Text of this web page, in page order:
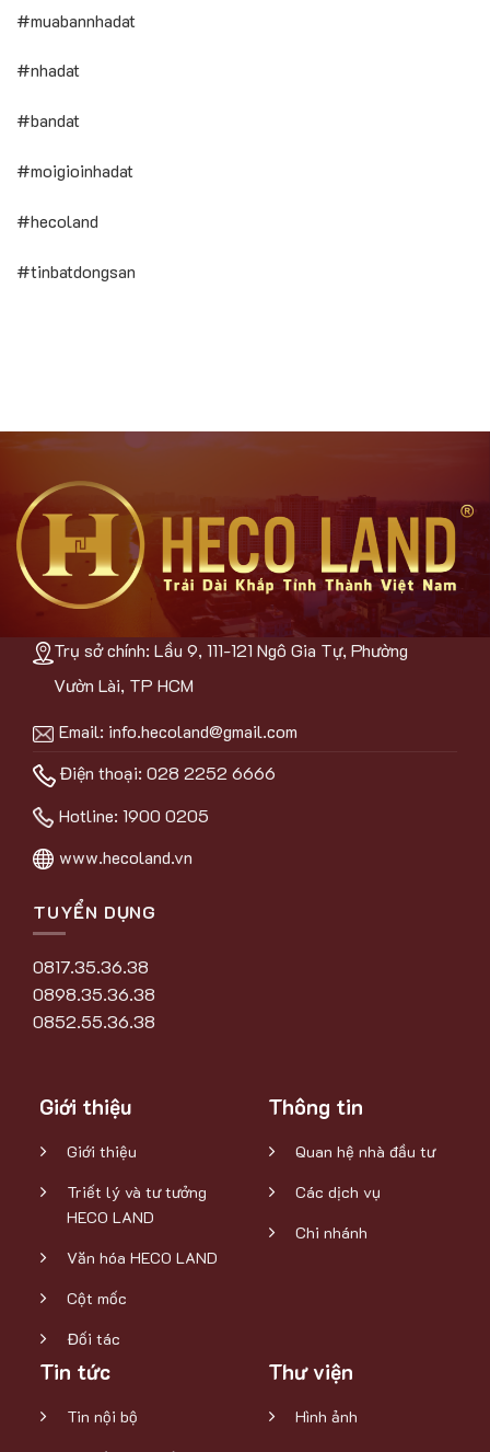
#muabannhadat
#nhadat
#bandat
#moigioinhadat
#hecoland
#tinbatdongsan
Trụ sở chính: Lầu 9, 111-121 Ngô Gia Tự, Phường
Vườn Lài, TP HCM
Email: info.hecoland@gmail.com
Điện thoại: 028 2252 6666
Hotline: 1900 0205
www.hecoland.vn
TUYỂN DỤNG
0817.35.36.38
0898.35.36.38
0852.55.36.38
Giới thiệu
Giới thiệu
Triết lý và tư tưởng
HECO LAND
Văn hóa HECO LAND
Cột mốc
Đối tác
Thông tin
Quan hệ nhà đầu tư
Các dịch vụ
Chi nhánh
Tin tức
Tin nội bộ
Thư viện
Hình ảnh